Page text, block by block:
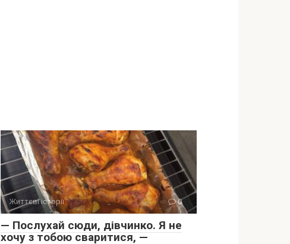
Життєві історії 0
— Послухай сюди, дівчинко. Я не
хочу з тобою сваритися, —